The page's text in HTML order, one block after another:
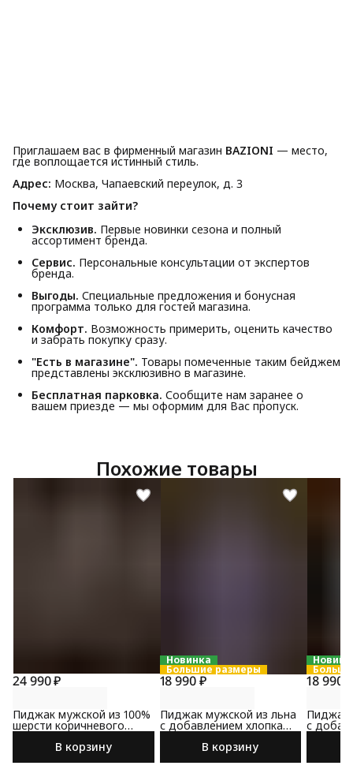
Приглашаем вас в фирменный магазин BAZIONI — место,
где воплощается истинный стиль.
Адрес: Москва, Чапаевский переулок, д. 3
Почему стоит зайти?
Эксклюзив. Первые новинки сезона и полный
ассортимент бренда.
Сервис. Персональные консультации от экспертов
бренда.
Выгоды. Специальные предложения и бонусная
программа только для гостей магазина.
Комфорт. Возможность примерить, оценить качество
и забрать покупку сразу.
"Есть в магазине". Товары помеченные таким бейджем
представлены эксклюзивно в магазине.
Бесплатная парковка. Сообщите нам заранее о
вашем приезде — мы оформим для Вас пропуск.
Похожие товары
24 990 ₽
Пиджак мужской из 100%
шерсти коричневого
цвета
В корзину
Новинка
Большие размеры
18 990 ₽
Пиджак мужской из льна
с добавлением хлопка
сине-коричневого цвета
В корзину
18 990 ₽
Пиджак
с
светло-